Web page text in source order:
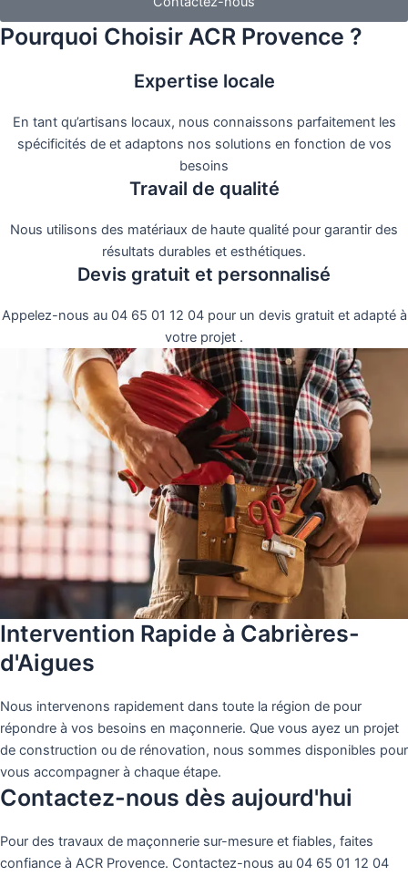
Pourquoi Choisir ACR Provence ?
Expertise locale
En tant qu’artisans locaux, nous connaissons parfaitement les
spécificités de et adaptons nos solutions en fonction de vos
besoins
Travail de qualité
Nous utilisons des matériaux de haute qualité pour garantir des
résultats durables et esthétiques.
Devis gratuit et personnalisé
Appelez-nous au 04 65 01 12 04 pour un devis gratuit et adapté à
votre projet .
Intervention Rapide à Cabrières-
d'Aigues
Nous intervenons rapidement dans toute la région de pour
répondre à vos besoins en maçonnerie. Que vous ayez un projet
de construction ou de rénovation, nous sommes disponibles pour
vous accompagner à chaque étape.
Contactez-nous dès aujourd'hui
Pour des travaux de maçonnerie sur-mesure et fiables, faites
confiance à ACR Provence. Contactez-nous au 04 65 01 12 04